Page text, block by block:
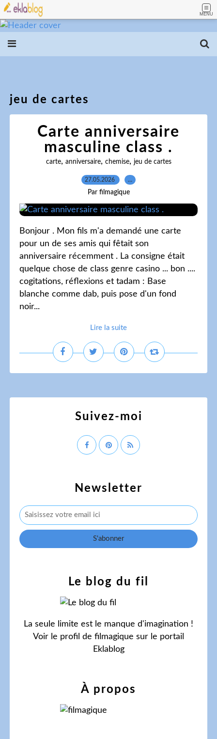
MENU
jeu de cartes
Carte anniversaire
masculine class .
carte, anniversaire, chemise, jeu de cartes
27.05.2026 …
Par filmagique
Bonjour . Mon fils m'a demandé une carte
pour un de ses amis qui fêtait son
anniversaire récemment . La consigne était
quelque chose de class genre casino ... bon ....
cogitations, réflexions et tadam : Base
blanche comme dab, puis pose d'un fond
noir...
Lire la suite
Newsletter
Le blog du fil
La seule limite est le manque d'imagination !
Voir le profil de filmagique sur le portail
Eklablog
Suivez-moi
À propos